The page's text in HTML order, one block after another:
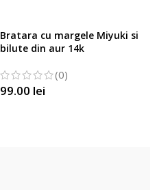
Bratara cu margele Miyuki si
bilute din aur 14k
(0)
99.00 lei